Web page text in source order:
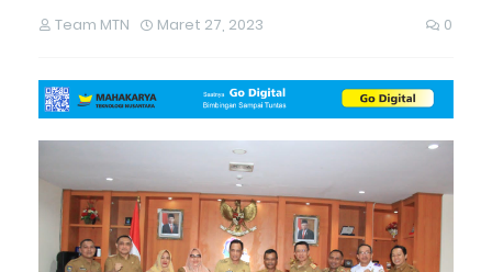
Team MTN Maret 27, 2023 0